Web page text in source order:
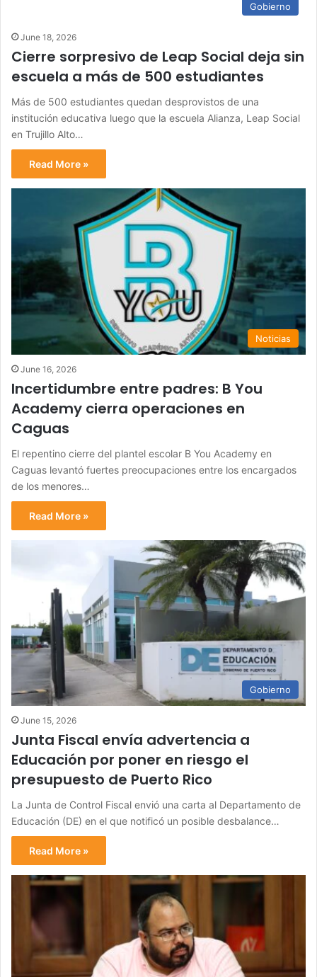
Gobierno
June 18, 2026
Cierre sorpresivo de Leap Social deja sin
escuela a más de 500 estudiantes
Más de 500 estudiantes quedan desprovistos de una
institución educativa luego que la escuela Alianza, Leap Social
en Trujillo Alto…
Read More »
Noticias
June 16, 2026
Incertidumbre entre padres: B You
Academy cierra operaciones en
Caguas
El repentino cierre del plantel escolar B You Academy en
Caguas levantó fuertes preocupaciones entre los encargados
de los menores…
Read More »
Gobierno
June 15, 2026
Junta Fiscal envía advertencia a
Educación por poner en riesgo el
presupuesto de Puerto Rico
La Junta de Control Fiscal envió una carta al Departamento de
Educación (DE) en el que notificó un posible desbalance…
Read More »